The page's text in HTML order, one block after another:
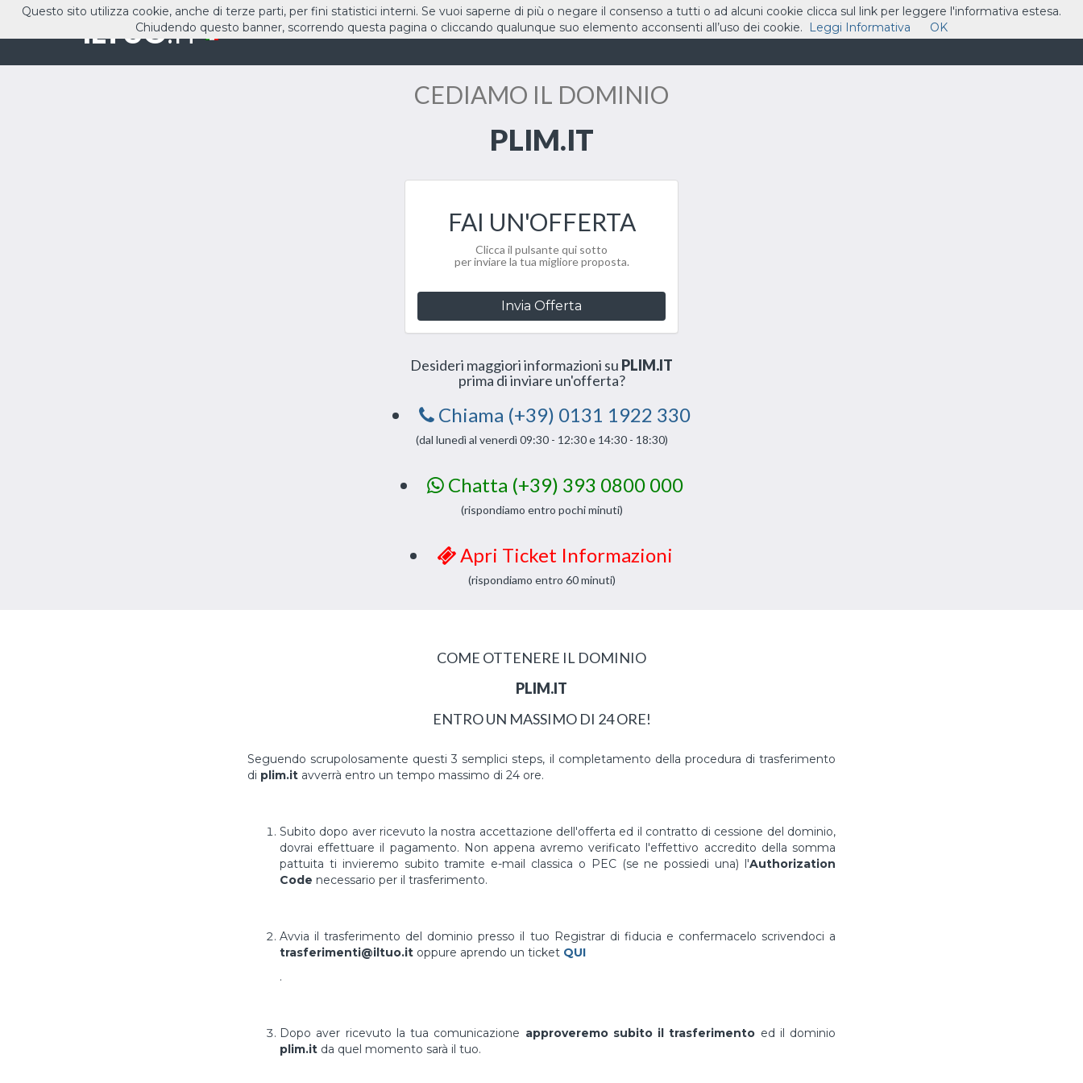
ILTUO.IT HOME DOMINI ASSISTENZA CONTATTI CARRELLO
CEDIAMO IL DOMINIO
PLIM.IT
FAI UN'OFFERTA
Clicca il pulsante qui sotto
per inviare la tua migliore proposta.
Invia Offerta
Desideri maggiori informazioni su PLIM.IT
prima di inviare un'offerta?
Chiama (+39) 0131 1922 330
(dal lunedì al venerdì 09:30 - 12:30 e 14:30 - 18:30)
Chatta (+39) 393 0800 000
(rispondiamo entro pochi minuti)
Apri Ticket Informazioni
(rispondiamo entro 60 minuti)
COME OTTENERE IL DOMINIO
PLIM.IT
ENTRO UN MASSIMO DI 24 ORE!
Seguendo scrupolosamente questi 3 semplici steps, il completamento della procedura di trasferimento
di plim.it avverrà entro un tempo massimo di 24 ore.
Subito dopo aver ricevuto la nostra accettazione dell'offerta ed il contratto di cessione del dominio,
dovrai effettuare il pagamento. Non appena avremo verificato l'effettivo accredito della somma
pattuita ti invieremo subito tramite e-mail classica o PEC (se ne possiedi una) l'Authorization
Code necessario per il trasferimento.
Avvia il trasferimento del dominio presso il tuo Registrar di fiducia e confermacelo scrivendoci a
trasferimenti@iltuo.it oppure aprendo un ticket QUI
.
Dopo aver ricevuto la tua comunicazione approveremo subito il trasferimento ed il dominio
plim.it da quel momento sarà il tuo.
Questo sito utilizza cookie, anche di terze parti, per fini statistici interni. Se vuoi saperne di più o negare il consenso a tutti o ad alcuni cookie clicca sul link per leggere l'informativa estesa.
Chiudendo questo banner, scorrendo questa pagina o cliccando qualunque suo elemento acconsenti all’uso dei cookie.
Leggi Informativa OK